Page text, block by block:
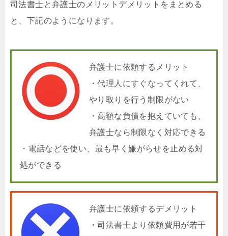
司法書士と弁護士のメリットデメリットをまとめる
と、下記のようになります。
弁護士に依頼するメリット
・代理人にすぐなってくれて、
やり取りを行う制限がない
・高額な負債を抱えていても、
弁護士なら制限なく対応できる
・電話などを使い、最も早く嫌がらせを止める対
処ができる
弁護士に依頼するデメリット
・司法書士より依頼費用が若干